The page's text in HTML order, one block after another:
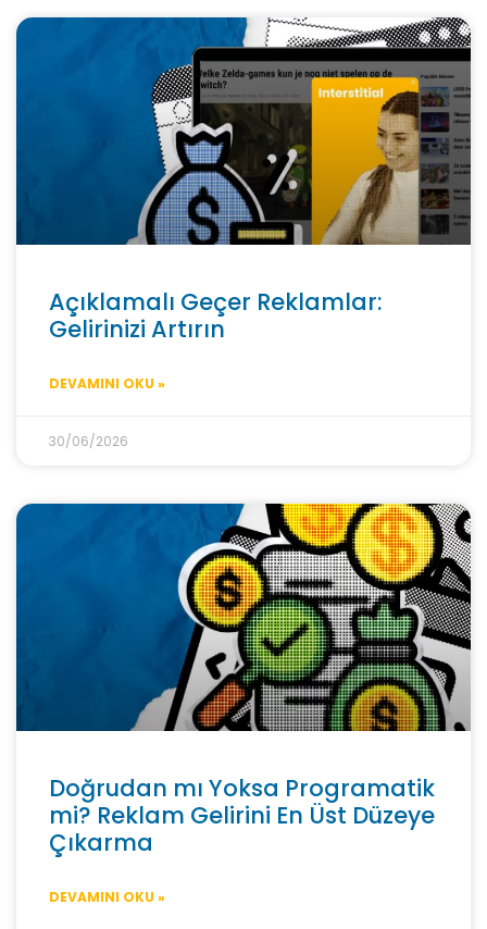
Açıklamalı Geçer Reklamlar:
Gelirinizi Artırın
DEVAMINI OKU »
30/06/2026
Doğrudan mı Yoksa Programatik
mi? Reklam Gelirini En Üst Düzeye
Çıkarma
DEVAMINI OKU »